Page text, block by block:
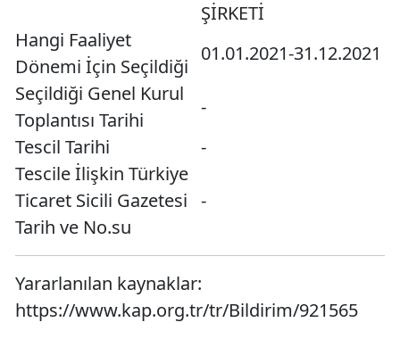
ŞİRKETİ
Hangi Faaliyet
Dönemi İçin Seçildiği
01.01.2021-31.12.2021
Seçildiği Genel Kurul
Toplantısı Tarihi
-
Tescil Tarihi
-
Tescile İlişkin Türkiye
Ticaret Sicili Gazetesi
Tarih ve No.su
-
Yararlanılan kaynaklar:
https://www.kap.org.tr/tr/Bildirim/921565